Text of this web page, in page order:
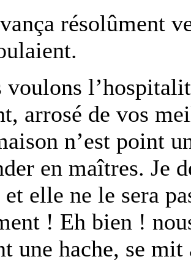
résolûment
arrosé de vos
n’est point
en maîtres. Je
elle ne le sera
! Eh bien !
une hache, se